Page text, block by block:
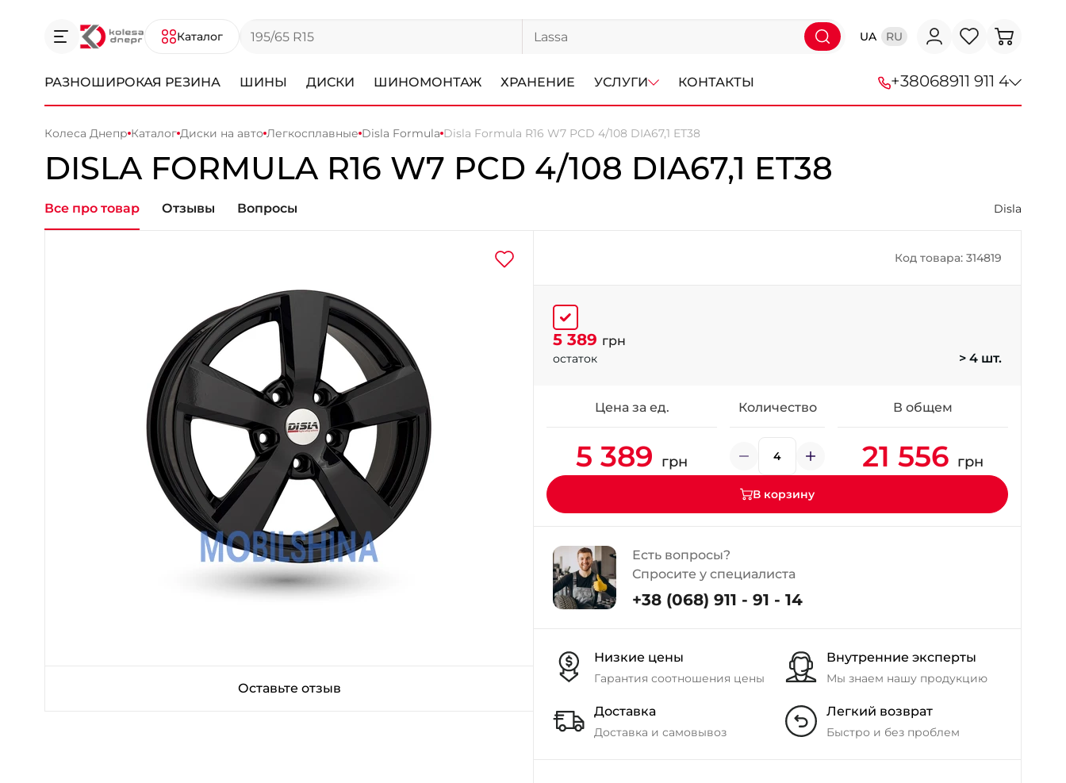
Каталог UA RU
РАЗНОШИРОКАЯ РЕЗИНА ШИНЫ ДИСКИ ШИНОМОНТАЖ ХРАНЕНИЕ УСЛУГИ КОНТАКТЫ +38068911 911 4
+38 (067) 113-44-44
+38 (098) 911-911-4
+38 (077) 7-184-184
+38 (050)-911-911-2
+38 (099)-643-33-77
Колеса Днепр Каталог Диски на авто Легкосплавные Disla Formula Disla Formula R16 W7 PCD 4/108 DIA67,1 ET38
DISLA FORMULA R16 W7 PCD 4/108 DIA67,1 ET38
Disla
Все про товар Отзывы Вопросы
Оставьте отзыв
Код товара: 314819
5 389 грн
остаток > 4 шт.
Цена за ед. Количество В общем
5 389 грн 21 556 грн
В корзину
Есть вопросы?
Спросите у специалиста
+38 (068) 911 - 91 - 14
Низкие цены
Гарантия соотношения цены
Внутренние эксперты
Мы знаем нашу продукцию
Доставка
Доставка и самовывоз
Легкий возврат
Быстро и без проблем